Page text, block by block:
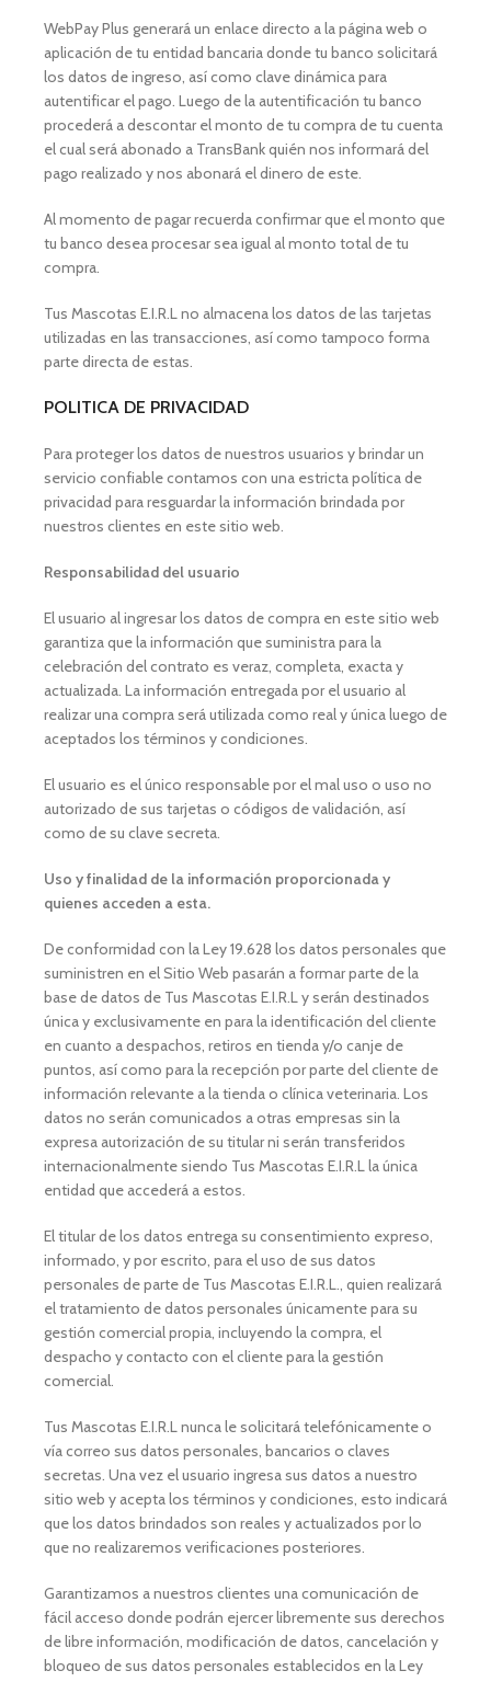
WebPay Plus generará un enlace directo a la página web o
aplicación de tu entidad bancaria donde tu banco solicitará
los datos de ingreso, así como clave dinámica para
autentificar el pago. Luego de la autentificación tu banco
procederá a descontar el monto de tu compra de tu cuenta
el cual será abonado a TransBank quién nos informará del
pago realizado y nos abonará el dinero de este.
Al momento de pagar recuerda confirmar que el monto que
tu banco desea procesar sea igual al monto total de tu
compra.
Tus Mascotas E.I.R.L no almacena los datos de las tarjetas
utilizadas en las transacciones, así como tampoco forma
parte directa de estas.
POLITICA DE PRIVACIDAD
Para proteger los datos de nuestros usuarios y brindar un
servicio confiable contamos con una estricta política de
privacidad para resguardar la información brindada por
nuestros clientes en este sitio web.
Responsabilidad del usuario
El usuario al ingresar los datos de compra en este sitio web
garantiza que la información que suministra para la
celebración del contrato es veraz, completa, exacta y
actualizada. La información entregada por el usuario al
realizar una compra será utilizada como real y única luego de
aceptados los términos y condiciones.
El usuario es el único responsable por el mal uso o uso no
autorizado de sus tarjetas o códigos de validación, así
como de su clave secreta.
Uso y finalidad de la información proporcionada y
quienes acceden a esta.
De conformidad con la Ley 19.628 los datos personales que
suministren en el Sitio Web pasarán a formar parte de la
base de datos de Tus Mascotas E.I.R.L y serán destinados
única y exclusivamente en para la identificación del cliente
en cuanto a despachos, retiros en tienda y/o canje de
puntos, así como para la recepción por parte del cliente de
información relevante a la tienda o clínica veterinaria. Los
datos no serán comunicados a otras empresas sin la
expresa autorización de su titular ni serán transferidos
internacionalmente siendo Tus Mascotas E.I.R.L la única
entidad que accederá a estos.
El titular de los datos entrega su consentimiento expreso,
informado, y por escrito, para el uso de sus datos
personales de parte de Tus Mascotas E.I.R.L., quien realizará
el tratamiento de datos personales únicamente para su
gestión comercial propia, incluyendo la compra, el
despacho y contacto con el cliente para la gestión
comercial.
Tus Mascotas E.I.R.L nunca le solicitará telefónicamente o
vía correo sus datos personales, bancarios o claves
secretas. Una vez el usuario ingresa sus datos a nuestro
sitio web y acepta los términos y condiciones, esto indicará
que los datos brindados son reales y actualizados por lo
que no realizaremos verificaciones posteriores.
Garantizamos a nuestros clientes una comunicación de
fácil acceso donde podrán ejercer libremente sus derechos
de libre información, modificación de datos, cancelación y
bloqueo de sus datos personales establecidos en la Ley